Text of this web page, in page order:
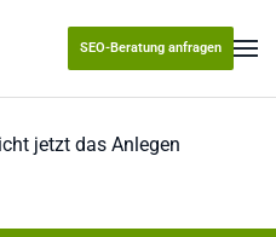
SEO-Beratung anfragen
jetzt das Anlegen